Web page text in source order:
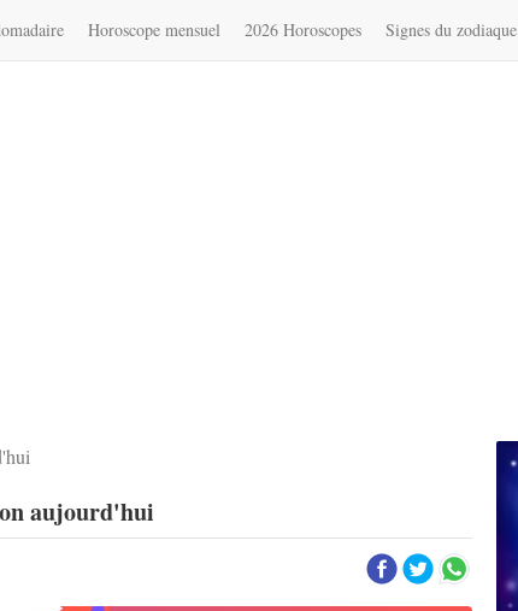
Horoscope mensuel 2026 Horoscopes Signes du zodiaque
aujourd'hui